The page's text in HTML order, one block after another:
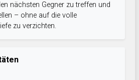
nächsten Gegner zu treffen und
– ohne auf die volle
zu verzichten.